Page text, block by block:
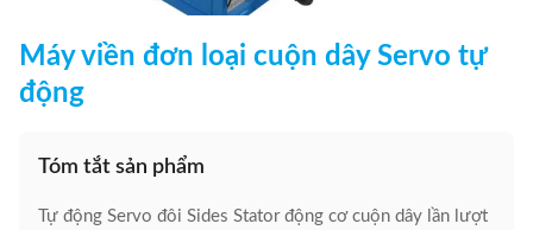
Máy viền đơn loại cuộn dây Servo tự
động
Tóm tắt sản phẩm
Tự động Servo đôi Sides Stator động cơ cuộn dây lần lượt